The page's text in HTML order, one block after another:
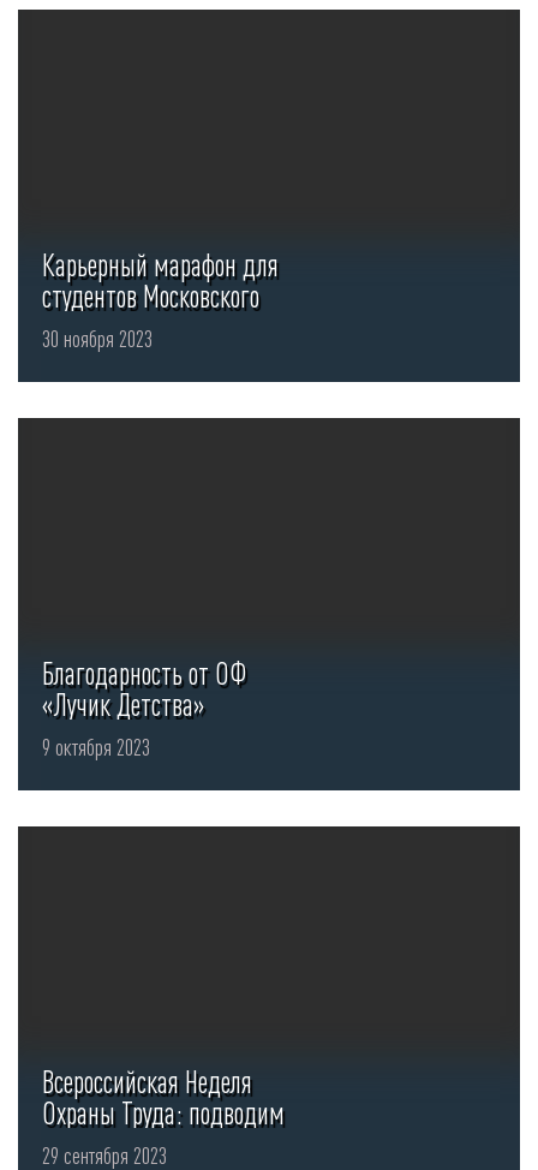
Карьерный марафон для
студентов Московского
политехнического
университета
30 ноября 2023
Благодарность от ОФ
«Лучик Детства»
9 октября 2023
Всероссийская Неделя
Охраны Труда: подводим
итоги
29 сентября 2023